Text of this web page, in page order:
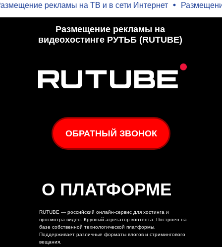
рекламы на ТВ и в сети Интернет Размещение
Размещение рекламы на
видеохостинге РУТЬБ (RUTUBE)
ОБРАТНЫЙ ЗВОНОК
О ПЛАТФОРМЕ
RUTUBE — российский онлайн-сервис для хостинга и
просмотра видео. Крупный агрегатор контента. Построен на
базе собственной технологической платформы.
Поддерживает различные форматы влогов и стримингового
вещания.